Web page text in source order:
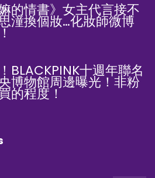
的情書》女主代言接不
潼換個妝…化妝師微博
BLACKPINK十週年聯名
博物館周邊曝光！非粉
的程度！